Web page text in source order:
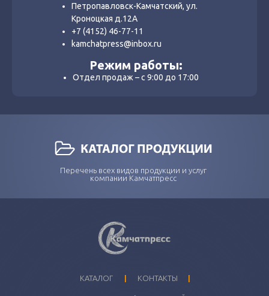
Петропавловск-Камчатский, ул.
Кроноцкая д.12А
+7 (4152) 46-77-11
kamchatpress@inbox.ru
Отдел продаж – с 9:00 до 17:00
Режим работы:
Перечень всех видов продукции и услуг
компании Камчатпресс
I
I
КОНТАКТЫ
КАТАЛОГ